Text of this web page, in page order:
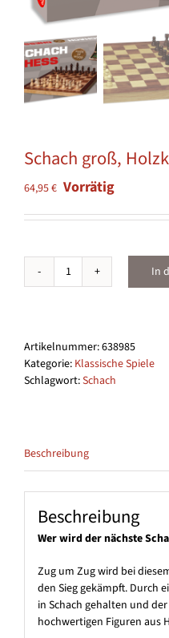
Schach groß,
64,95€ Vorrätig
Schach
In
Artikelnummer:638985
Kategorie: Klassische Spiele
Schlagwort:Schach
Beschreibung
Beschreibung
Wer wird der nächste
Zug um Zug wird bei
den Sieg gekämpft. Durch
in Schach gehalten und
hochwertigen Figuren aus